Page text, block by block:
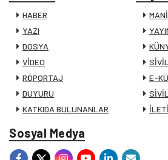
HABER
YAZI
DOSYA
VİDEO
RÖPORTAJ
DUYURU
KATKIDA BULUNANLAR
E-
Sosyal Medya